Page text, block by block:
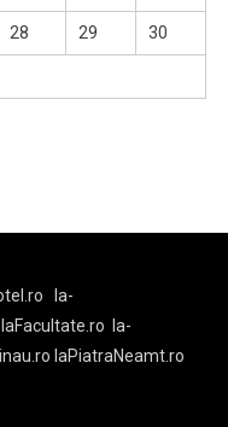
28 29 30
la-
laFacultate.ro
la-
laPiatraNeamt.ro